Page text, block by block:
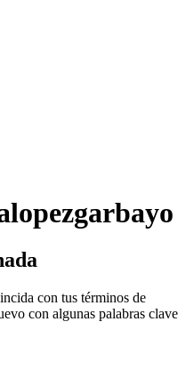
con tus términos de
con algunas palabras clave